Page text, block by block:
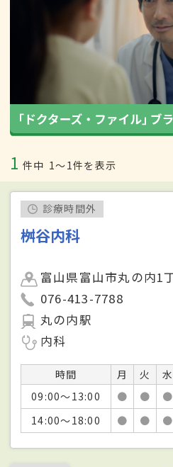
1 件中 1〜1件を表示
診療時間外
桝谷内科
富山県富山市丸の内1
076-413-7788
丸の内駅
内科
時間 月 火 水
09:00～13:00
● ● ●
14:00～18:00
● ● ●